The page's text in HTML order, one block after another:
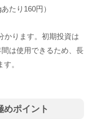
たり160円）
かります。初期投資は
は使用できるため、長
。
めポイント